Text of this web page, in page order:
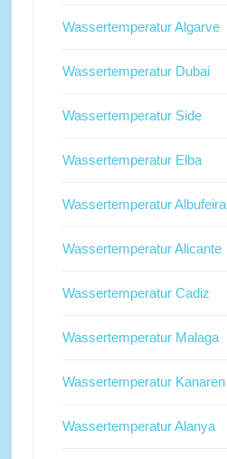
Wassertemperatur Algarve
Wassertemperatur Dubai
Wassertemperatur Side
Wassertemperatur Elba
Wassertemperatur Albufeira
Wassertemperatur Alicante
Wassertemperatur Cadiz
Wassertemperatur Malaga
Wassertemperatur Kanaren
Wassertemperatur Alanya